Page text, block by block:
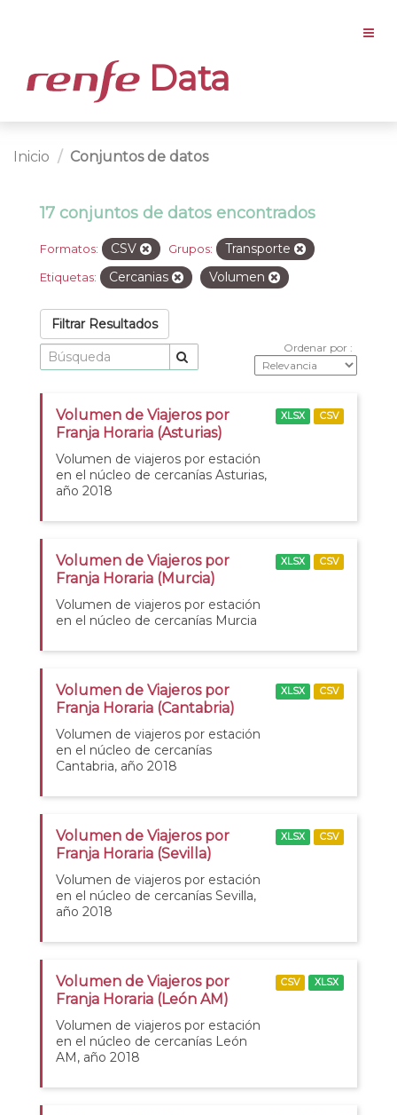
Data
Inicio Conjuntos de datos
17 conjuntos de datos encontrados
Formatos: CSV Grupos: Transporte
Etiquetas: Cercanias Volumen
Filtrar Resultados
Ordenar por
Volumen de Viajeros por
Franja Horaria (Asturias)
Volumen de viajeros por estación
en el núcleo de cercanías Asturias,
año 2018
XLSX CSV
Volumen de Viajeros por
Franja Horaria (Murcia)
Volumen de viajeros por estación
en el núcleo de cercanías Murcia
XLSX CSV
Volumen de Viajeros por
Franja Horaria (Cantabria)
Volumen de viajeros por estación
en el núcleo de cercanías
Cantabria, año 2018
XLSX CSV
Volumen de Viajeros por
Franja Horaria (Sevilla)
Volumen de viajeros por estación
en el núcleo de cercanías Sevilla,
año 2018
XLSX CSV
Volumen de Viajeros por
Franja Horaria (León AM)
Volumen de viajeros por estación
en el núcleo de cercanías León
AM, año 2018
CSV XLSX